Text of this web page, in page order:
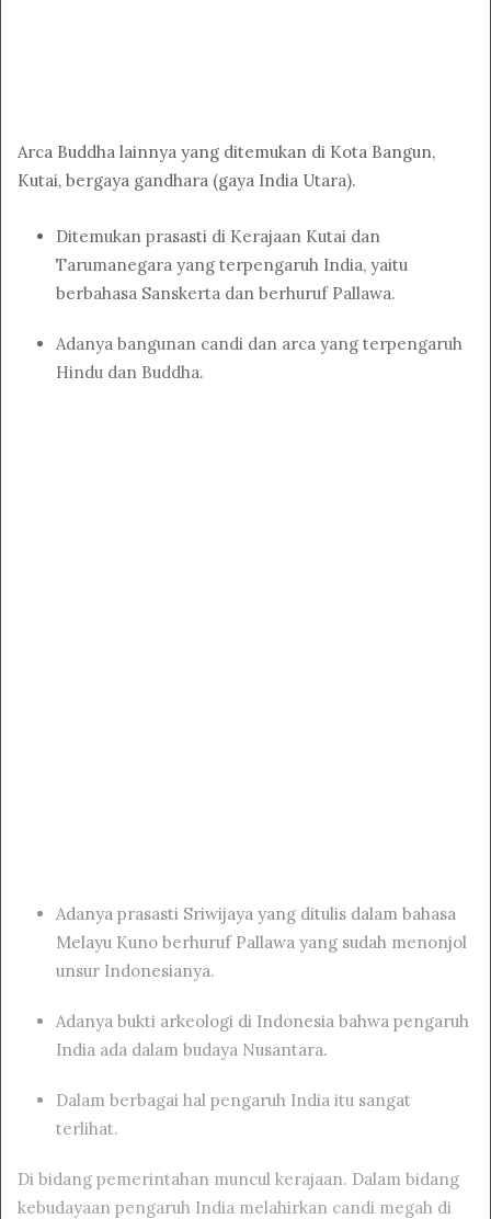
Arca Buddha lainnya yang ditemukan di Kota Bangun,
Kutai, bergaya gandhara (gaya India Utara).
Ditemukan prasasti di Kerajaan Kutai dan
Tarumanegara yang terpengaruh India, yaitu
berbahasa Sanskerta dan berhuruf Pallawa.
Adanya bangunan candi dan arca yang terpengaruh
Hindu dan Buddha.
Adanya prasasti Sriwijaya yang ditulis dalam bahasa
Melayu Kuno berhuruf Pallawa yang sudah menonjol
unsur Indonesianya.
Adanya bukti arkeologi di Indonesia bahwa pengaruh
India ada dalam budaya Nusantara.
Dalam berbagai hal pengaruh India itu sangat
terlihat.
Di bidang pemerintahan muncul kerajaan. Dalam bidang
kebudayaan pengaruh India melahirkan candi megah di